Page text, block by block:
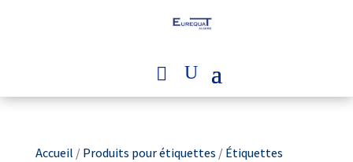
Accueil /Produits pour étiquettes /Étiquettes